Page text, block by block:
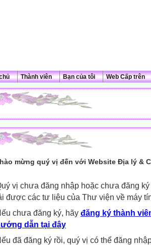
Thành viên Bạn của tôi Web Cấp trên
mừng quý vị đến với Website Địa lý &
vị chưa đăng nhập hoặc chưa đăng
được các tư liệu của Thư viện về máy
chưa đăng ký, hãy đăng ký thành
dẫn tại đây
đã đăng ký rồi, quý vị có thể đăng